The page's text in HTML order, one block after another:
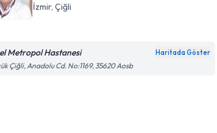
İzmir,Çiğli
Metropol Hastanesi Haritada Göster
Çiğli, Anadolu Cd. No:1169, 35620 Aosb